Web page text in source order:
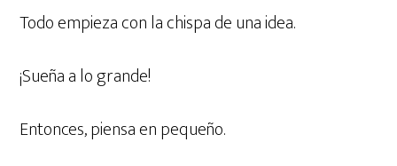
Todo empieza con la chispa de una idea.
¡Sueña a lo grande!
Entonces, piensa en pequeño.